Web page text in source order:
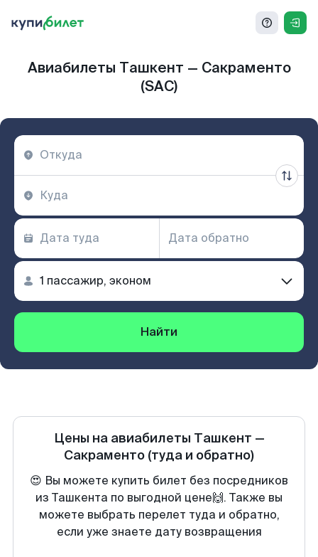
Авиабилеты Ташкент — Сакраменто
(SAC)
Найти
Цены на авиабилеты Ташкент —
Сакраменто (туда и обратно)
😍 Вы можете купить билет без посредников
из Ташкента по выгодной цене🙌. Также вы
можете выбрать перелет туда и обратно,
если уже знаете дату возвращения